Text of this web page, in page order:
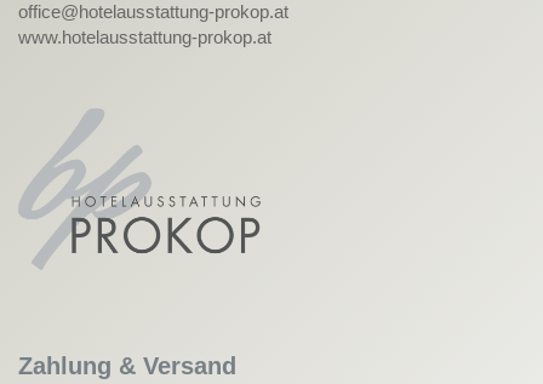
office@hotelausstattung-prokop.at
www.hotelausstattung-prokop.at
Zahlung & Versand